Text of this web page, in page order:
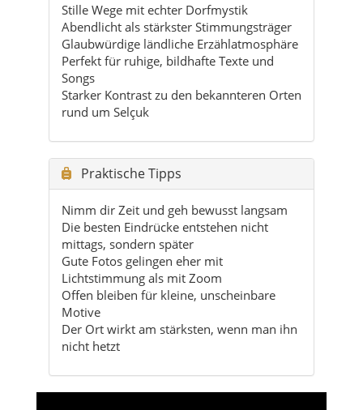
Stille Wege mit echter Dorfmystik
Abendlicht als stärkster Stimmungsträger
Glaubwürdige ländliche Erzählatmosphäre
Perfekt für ruhige, bildhafte Texte und
Songs
Starker Kontrast zu den bekannteren Orten
rund um Selçuk
Praktische Tipps
Nimm dir Zeit und geh bewusst langsam
Die besten Eindrücke entstehen nicht
mittags, sondern später
Gute Fotos gelingen eher mit
Lichtstimmung als mit Zoom
Offen bleiben für kleine, unscheinbare
Motive
Der Ort wirkt am stärksten, wenn man ihn
nicht hetzt